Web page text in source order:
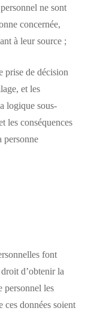
ne sont
concernée,
à leur source ;
prise de décision
et les
logique sous-
les conséquences
personne
font
d’obtenir la
personnel les
ces données soient